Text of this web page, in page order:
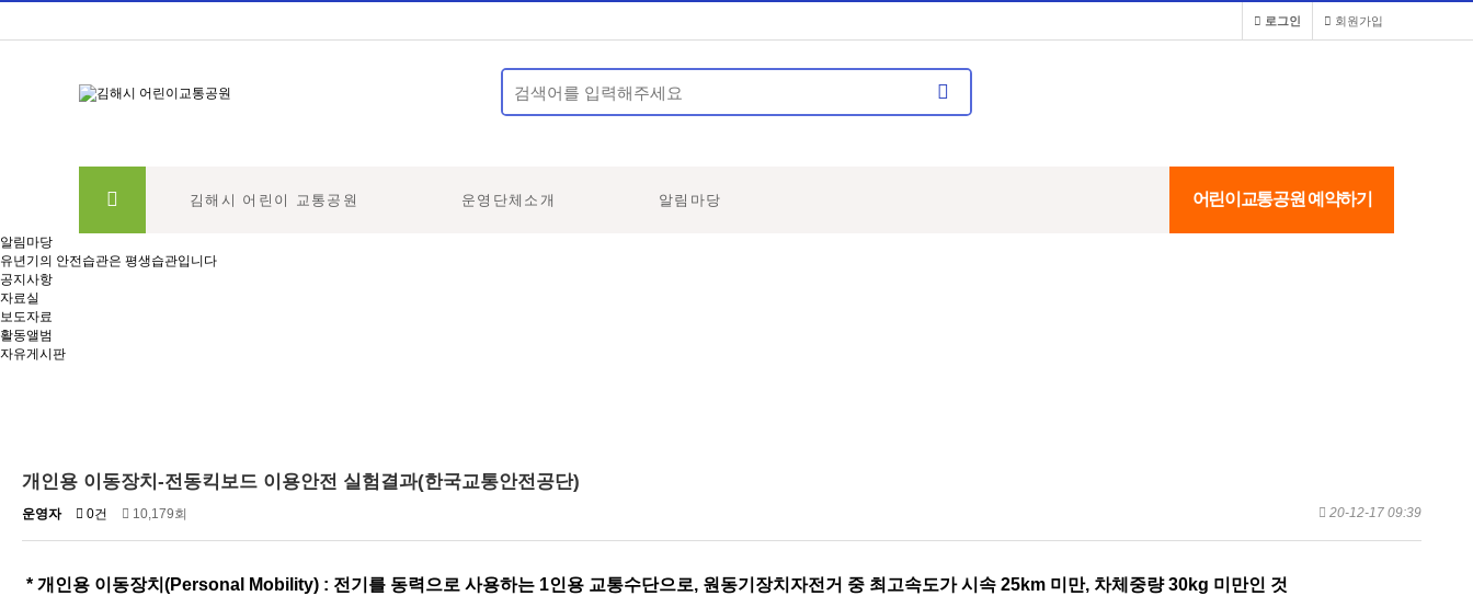
회원가입
로그인
김해시 어린이 교통공원
운영단체소개
알림마당
어린이교통공원 예약하기
알림마당
유년기의 안전습관은 평생습관입니다
공지사항
자료실
보도자료
활동앨범
자유게시판
개인용 이동장치-전동킥보드 이용안전 실험결과(한국교통안전공단)
운영자 0건 10,179회 20-12-17 09:39
* 개인용 이동장치(Personal Mobility) : 전기를 동력으로 사용하는 1인용 교통수단으로, 원동기장치자전거 중 최고속도가 시속 25km 미만, 차체중량 30kg 미만인 것